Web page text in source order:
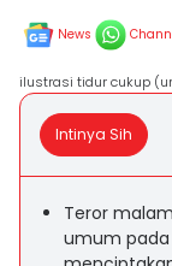
News
ilustrasi tidur cukup
Intinya Sih
Teror
umum pada